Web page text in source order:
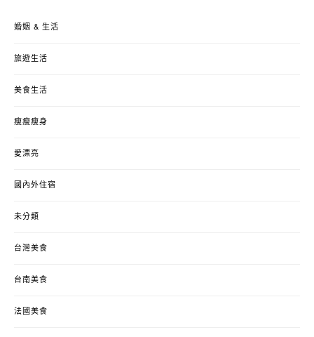
婚姻 & 生活
旅遊生活
美食生活
瘦瘦瘦身
愛漂亮
國內外住宿
未分類
台灣美食
台南美食
法國美食